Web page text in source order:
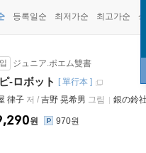
등록일순 최저가순 최고가순
ジュニア.ポエム雙書
-ロボット [單行本 ]
律子 저 / 吉野 晃希男 그림 銀の鈴社
원 970원